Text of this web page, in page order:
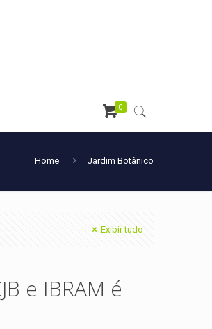
0
Home Jardim Botânico
Exibir tudo
e IBRAM é